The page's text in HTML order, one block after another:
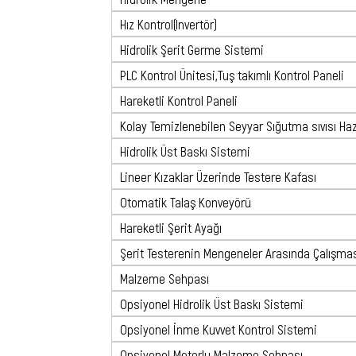
Hız Kontrol(Invertör)
Hidrolik Şerit Germe Sistemi
PLC Kontrol Ünitesi,Tuş takımlı Kontrol Paneli
Hareketli Kontrol Paneli
Kolay Temizlenebilen Seyyar Sığutma sıvısı
Hidrolik Üst Baskı Sistemi
Lineer Kızaklar Üzerinde Testere Kafası
Otomatik Talaş Konveyörü
Hareketli Şerit Ayağı
Şerit Testerenin Mengeneler Arasında
Malzeme Sehpası
Opsiyonel Hidrolik Üst Baskı Sistemi
Opsiyonel İnme Kuvvet Kontrol Sistemi